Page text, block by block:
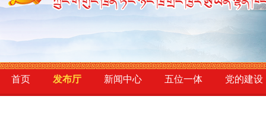
首页 发布厅 新闻中心 五位一体 党的建设